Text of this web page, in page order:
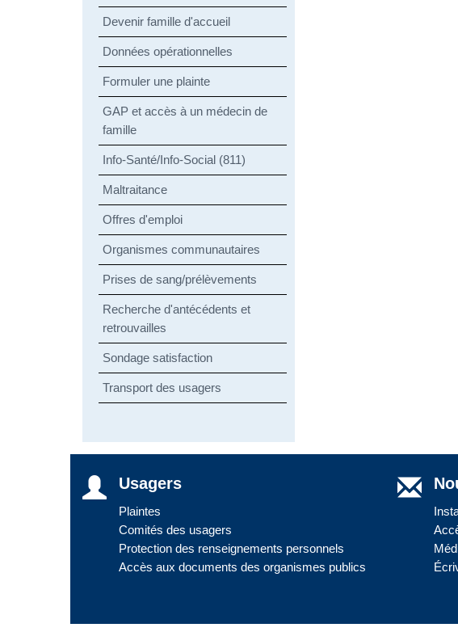
Devenir famille d'accueil
Données opérationnelles
Formuler une plainte
GAP et accès à un médecin de
famille
Info-Santé/Info-Social (811)
Maltraitance
Offres d'emploi
Organismes communautaires
Prises de sang/prélèvements
Recherche d'antécédents et
retrouvailles
Sondage satisfaction
Transport des usagers
Usagers
Plaintes
Comités des usagers
Protection des renseignements personnels
Accès aux documents des organismes publics